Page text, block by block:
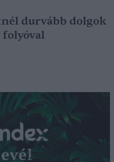
durvább dolgok